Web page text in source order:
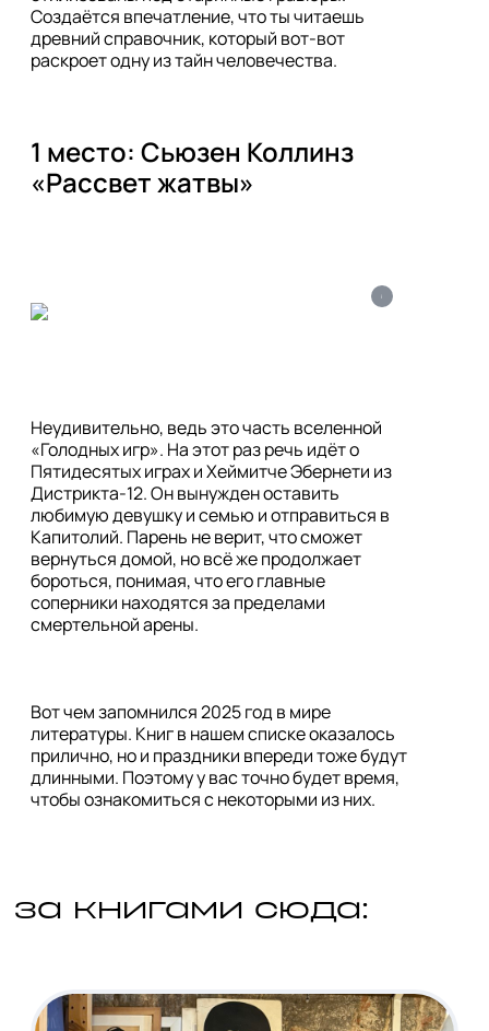
Создаётся впечатление, что ты читаешь
древний справочник, который вот-вот
1 место: Сьюзен Коллинз
i
Неудивительно, ведь это часть вселенной
«Голодных игр». На этот раз речь идёт о
Пятидесятых играх и Хеймитче Эбернети из
Дистрикта-12. Он вынужден оставить
любимую девушку и семью и отправиться в
Капитолий. Парень не верит, что сможет
вернуться домой, но всё же продолжает
бороться, понимая, что его главные
соперники находятся за пределами
Вот чем запомнился 2025 год в мире
литературы. Книг в нашем списке оказалось
прилично, но и праздники впереди тоже будут
длинными. Поэтому у вас точно будет время,
за книгами сюда: